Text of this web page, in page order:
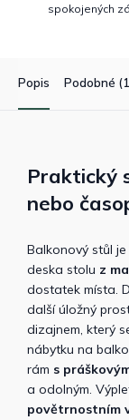
spokojených
Popis Podobné
Praktický
nebo
Balkonový stůl
deska stolu z
dostatek místa.
další úložný
dizajnem, který
nábytku na
rám s
a odolným.
povětrnostním